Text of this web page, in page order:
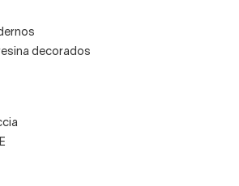
que
de ducha de piedra natural
decorados